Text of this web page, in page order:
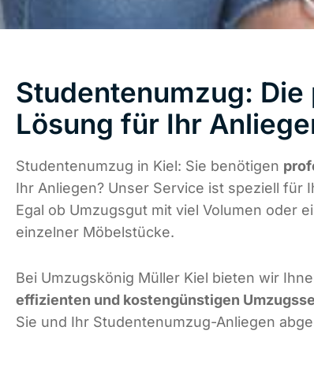
Studentenumzug:
Lösung für Ihr
Studentenumzug in Kiel: Sie benötigen
Ihr Anliegen? Unser Service ist speziell für
Egal ob Umzugsgut mit viel Volumen oder
einzelner Möbelstücke.
Bei Umzugskönig Müller Kiel bieten wir
effizienten und kostengünstigen
Sie und Ihr Studentenumzug-Anliegen